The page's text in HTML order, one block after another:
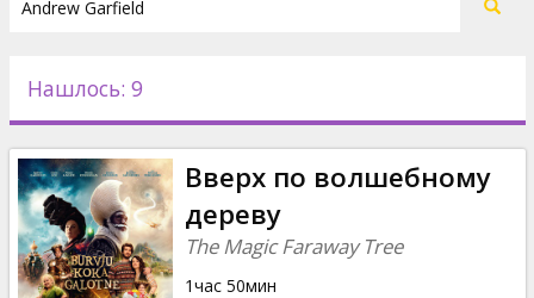
Новости
Подарки
Кинозакуски
Нашлось: 9
Вверх по волшебному
дереву
The Magic Faraway Tree
1час 50мин